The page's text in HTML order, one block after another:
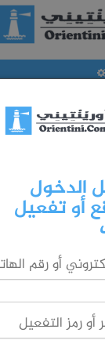
في التوجيه إلى
الدخول
أو تفعيل
أو رقم
أو رمز التفعيل